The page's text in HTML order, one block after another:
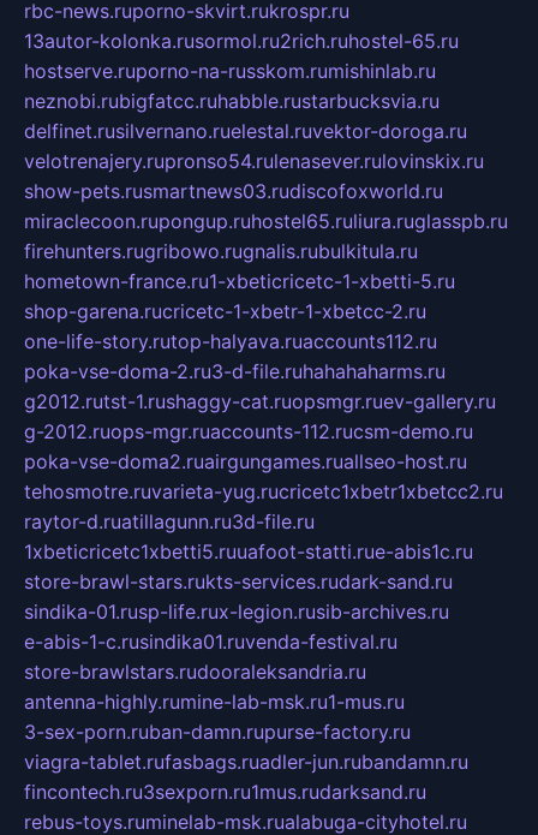
rbc-news.ruporno-skvirt.rukrospr.ru
13autor-kolonka.rusormol.ru2rich.ruhostel-65.ru
hostserve.ruporno-na-russkom.rumishinlab.ru
neznobi.rubigfatcc.ruhabble.rustarbucksvia.ru
delfinet.rusilvernano.ruelestal.ruvektor-doroga.ru
velotrenajery.rupronso54.rulenasever.rulovinskix.ru
show-pets.rusmartnews03.rudiscofoxworld.ru
miraclecoon.rupongup.ruhostel65.ruliura.ruglasspb.ru
firehunters.rugribowo.rugnalis.rubulkitula.ru
hometown-france.ru1-xbeticricetc-1-xbetti-5.ru
shop-garena.rucricetc-1-xbetr-1-xbetcc-2.ru
one-life-story.rutop-halyava.ruaccounts112.ru
poka-vse-doma-2.ru3-d-file.ruhahahaharms.ru
g2012.rutst-1.rushaggy-cat.ruopsmgr.ruev-gallery.ru
g-2012.ruops-mgr.ruaccounts-112.rucsm-demo.ru
poka-vse-doma2.ruairgungames.ruallseo-host.ru
tehosmotre.ruvarieta-yug.rucricetc1xbetr1xbetcc2.ru
raytor-d.ruatillagunn.ru3d-file.ru
1xbeticricetc1xbetti5.ruuafoot-statti.rue-abis1c.ru
store-brawl-stars.rukts-services.rudark-sand.ru
sindika-01.rusp-life.rux-legion.rusib-archives.ru
e-abis-1-c.rusindika01.ruvenda-festival.ru
store-brawlstars.rudooraleksandria.ru
antenna-highly.rumine-lab-msk.ru1-mus.ru
3-sex-porn.ruban-damn.rupurse-factory.ru
viagra-tablet.rufasbags.ruadler-jun.rubandamn.ru
fincontech.ru3sexporn.ru1mus.rudarksand.ru
rebus-toys.ruminelab-msk.rualabuga-cityhotel.ru